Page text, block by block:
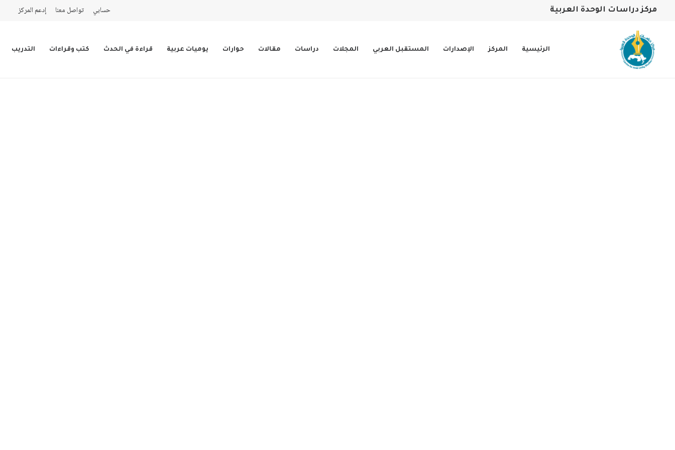
مركز دراسات الوحدة العربية حسابي تواصل معنا إدعم المركز
الرئيسية المركز الإصدارات المستقبل العربي المجلات دراسات مقالات حوارات يوميات عربية قراءة في الحدث كتب وقراءات التدريب